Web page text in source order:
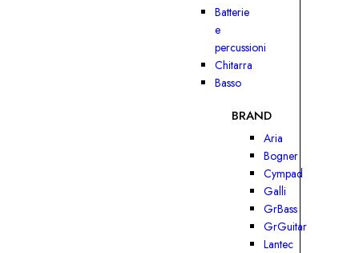
Batterie
e
percussioni
Chitarra
Basso
BRAND
Aria
Bogner
Cympad
Galli
GrBass
GrGuitar
Lantec